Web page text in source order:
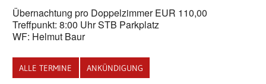
Übernachtung pro Doppelzimmer EUR 110,00
Treffpunkt: 8:00 Uhr STB Parkplatz
WF: Helmut Baur
ALLE TERMINE ANKÜNDIGUNG